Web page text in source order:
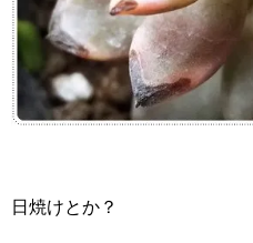
日焼けとか？